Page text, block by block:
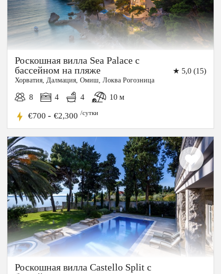
Роскошная вилла Sea Palace с
бассейном на пляже
★ 5,0 (15)
Хорватия, Далмация, Омиш, Локва Рогозница
8 4 4 10 м
€700 - €2,300 /сутки
Роскошная вилла Castello Split с